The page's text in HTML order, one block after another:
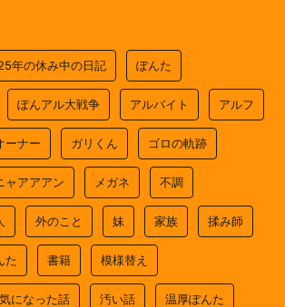
年の休み中の日記 ぽんた
ぽんアル大戦争 アルバイト アルフ
ーナー ガリくん ゴロの軌跡
ャアアアン メガネ 不調
外のこと 妹 家族 揉み師
た 書籍 模様替え
になった話 汚い話 温厚ぽんた